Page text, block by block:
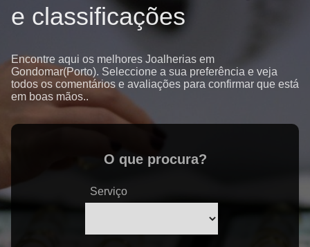
e classificações
Encontre aqui os melhores Joalherias em
Gondomar(Porto). Seleccione a sua preferência e veja
todos os comentários e avaliações para confirmar que está
em boas mãos..
O que procura?
Serviço